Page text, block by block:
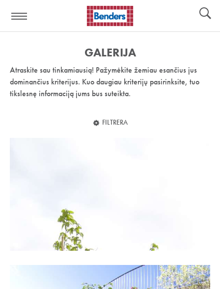
nuoroda:
GALERIJA
Atraskite sau tinkamiausią! Pažymėkite žemiau esančius jus
dominančius kriterijus. Kuo daugiau kriterijų pasirinksite, tuo
tikslesnę informaciją jums bus suteikta.
FILTRERA